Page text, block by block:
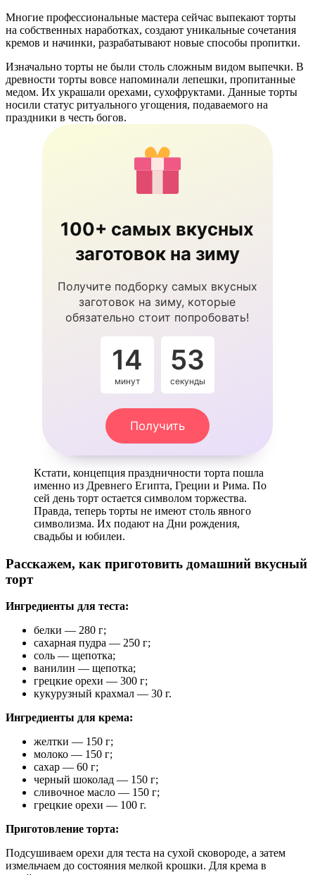
Многие профессиональные мастера сейчас выпекают торты
на собственных наработках, создают уникальные сочетания
кремов и начинки, разрабатывают новые способы пропитки.
Изначально торты не были столь сложным видом выпечки. В
древности торты вовсе напоминали лепешки, пропитанные
медом. Их украшали орехами, сухофруктами. Данные торты
носили статус ритуального угощения, подаваемого на
праздники в честь богов.
100+ самых вкусных
заготовок на зиму
Получите подборку самых вкусных
заготовок на зиму, которые
обязательно стоит попробовать!
14
минут
53
секунды
Получить
Кстати, концепция праздничности торта пошла
именно из Древнего Египта, Греции и Рима. По
сей день торт остается символом торжества.
Правда, теперь торты не имеют столь явного
символизма. Их подают на Дни рождения,
свадьбы и юбилеи.
Расскажем, как приготовить домашний вкусный
торт
Ингредиенты для теста:
белки — 280 г;
сахарная пудра — 250 г;
соль — щепотка;
ванилин — щепотка;
грецкие орехи — 300 г;
кукурузный крахмал — 30 г.
Ингредиенты для крема:
желтки — 150 г;
молоко — 150 г;
сахар — 60 г;
черный шоколад — 150 г;
сливочное масло — 150 г;
грецкие орехи — 100 г.
Приготовление торта:
Подсушиваем орехи для теста на сухой сковороде, а затем
измельчаем до состояния мелкой крошки. Для крема в